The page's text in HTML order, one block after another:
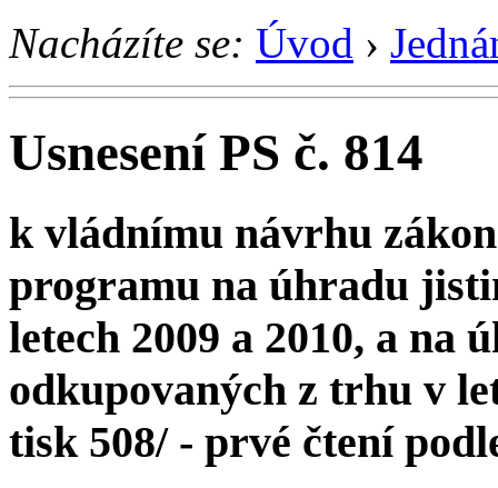
Nacházíte se: Úvod ›
Usnesení PS č. 814
k vládnímu návrhu
programu na úhradu
letech 2009 a 2010, a
odkupovaných z trhu v
tisk 508/ - prvé čtení